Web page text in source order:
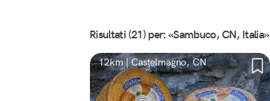
Risultati (21) per: «Sambuco, CN, Italia»
12km | Castelmagno, CN